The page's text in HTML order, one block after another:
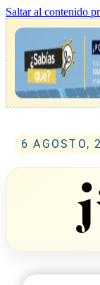
Saltar al contenido
6 AGOSTO,